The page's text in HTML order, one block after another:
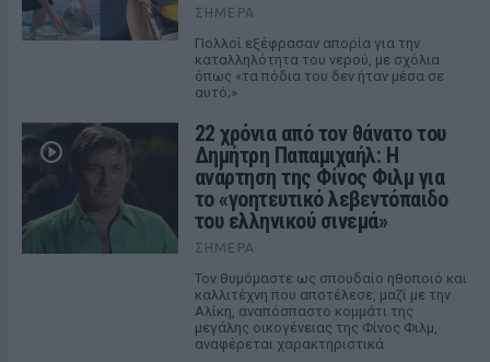
ΣΉΜΕΡΑ
Πολλοί εξέφρασαν απορία για την
καταλληλότητα του νερού, με σχόλια
όπως «τα πόδια του δεν ήταν μέσα σε
αυτό;»
22 χρόνια από τον θάνατο του
Δημήτρη Παπαμιχαήλ: Η
ανάρτηση της Φίνος Φιλμ για
το «γοητευτικό λεβεντόπαιδο
του ελληνικού σινεμά»
ΣΉΜΕΡΑ
Τον θυμόμαστε ως σπουδαίο ηθοποιό και
καλλιτέχνη που αποτέλεσε, μαζί με την
Αλίκη, αναπόσπαστο κομμάτι της
μεγάλης οικογένειας της Φίνος Φιλμ,
αναφέρεται χαρακτηριστικά